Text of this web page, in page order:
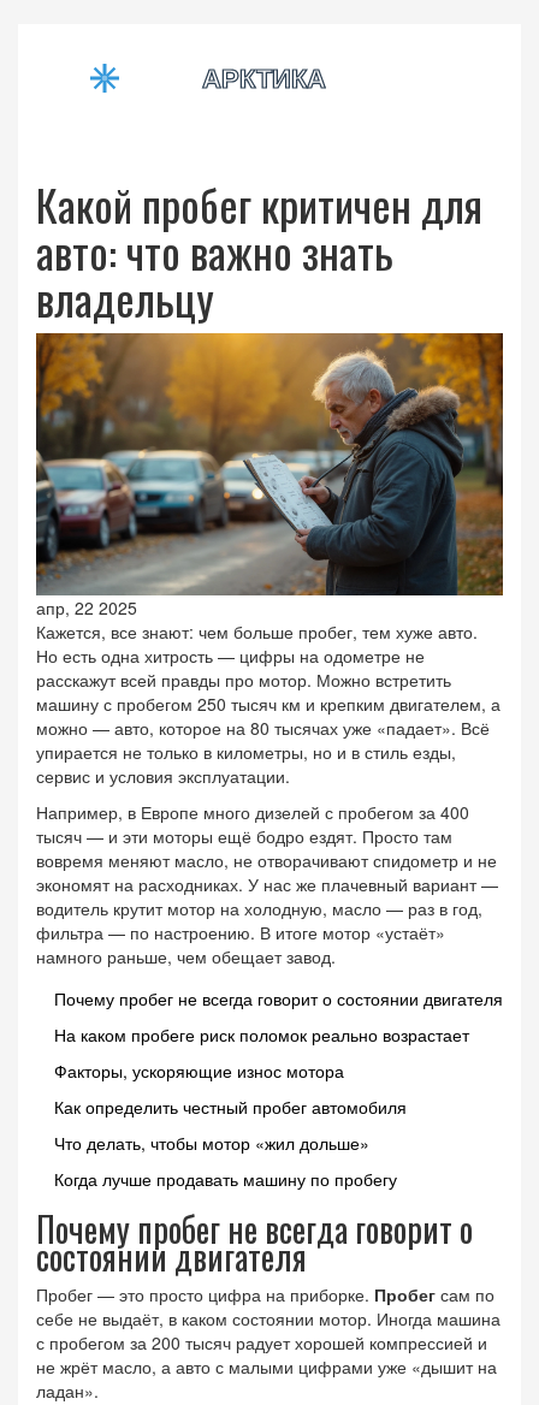
Какой пробег критичен для
авто: что важно знать
владельцу
апр, 22 2025
Кажется, все знают: чем больше пробег, тем хуже авто.
Но есть одна хитрость — цифры на одометре не
расскажут всей правды про мотор. Можно встретить
машину с пробегом 250 тысяч км и крепким двигателем, а
можно — авто, которое на 80 тысячах уже «падает». Всё
упирается не только в километры, но и в стиль езды,
сервис и условия эксплуатации.
Например, в Европе много дизелей с пробегом за 400
тысяч — и эти моторы ещё бодро ездят. Просто там
вовремя меняют масло, не отворачивают спидометр и не
экономят на расходниках. У нас же плачевный вариант —
водитель крутит мотор на холодную, масло — раз в год,
фильтра — по настроению. В итоге мотор «устаёт»
намного раньше, чем обещает завод.
Почему пробег не всегда говорит о состоянии двигателя
На каком пробеге риск поломок реально возрастает
Факторы, ускоряющие износ мотора
Как определить честный пробег автомобиля
Что делать, чтобы мотор «жил дольше»
Когда лучше продавать машину по пробегу
Почему пробег не всегда говорит о
состоянии двигателя
Пробег — это просто цифра на приборке. Пробег сам по
себе не выдаёт, в каком состоянии мотор. Иногда машина
с пробегом за 200 тысяч радует хорошей компрессией и
не жрёт масло, а авто с малыми цифрами уже «дышит на
ладан».